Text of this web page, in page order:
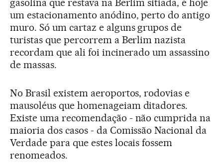
um estacionamento anódino, perto do antigo
muro. Só um cartaz e alguns grupos de
turistas que percorrem a Berlim nazista
recordam que ali foi incinerado um assassino
de massas.
No Brasil existem aeroportos, rodovias e
mausoléus que homenageiam ditadores.
Existe uma recomendação - não cumprida na
maioria dos casos - da Comissão Nacional da
Verdade para que estes locais fossem
renomeados.